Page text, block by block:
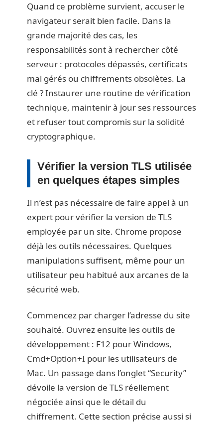
Quand ce problème survient, accuser le
navigateur serait bien facile. Dans la
grande majorité des cas, les
responsabilités sont à rechercher côté
serveur : protocoles dépassés, certificats
mal gérés ou chiffrements obsolètes. La
clé ? Instaurer une routine de vérification
technique, maintenir à jour ses ressources
et refuser tout compromis sur la solidité
cryptographique.
Vérifier la version TLS utilisée
en quelques étapes simples
Il n’est pas nécessaire de faire appel à un
expert pour vérifier la version de TLS
employée par un site. Chrome propose
déjà les outils nécessaires. Quelques
manipulations suffisent, même pour un
utilisateur peu habitué aux arcanes de la
sécurité web.
Commencez par charger l’adresse du site
souhaité. Ouvrez ensuite les outils de
développement : F12 pour Windows,
Cmd+Option+I pour les utilisateurs de
Mac. Un passage dans l’onglet “Security”
dévoile la version de TLS réellement
négociée ainsi que le détail du
chiffrement. Cette section précise aussi si